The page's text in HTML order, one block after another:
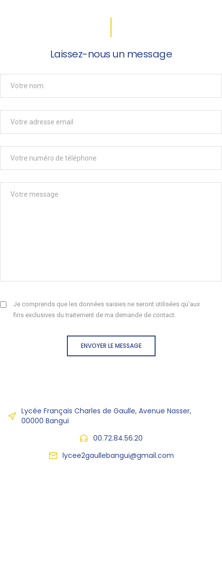
Laissez-nous un message
Je comprends que les données saisies ne seront utilisées qu'aux
fins exclusives du traitement de ma demande de contact.
ENVOYER LE MESSAGE
Lycée Français Charles de Gaulle, Avenue Nasser,
00000 Bangui
00.72.84.56.20
lycee2gaullebangui@gmail.com